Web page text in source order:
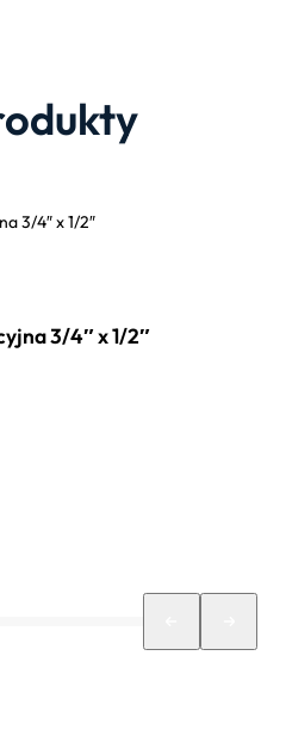
3/4″ x 1/2″